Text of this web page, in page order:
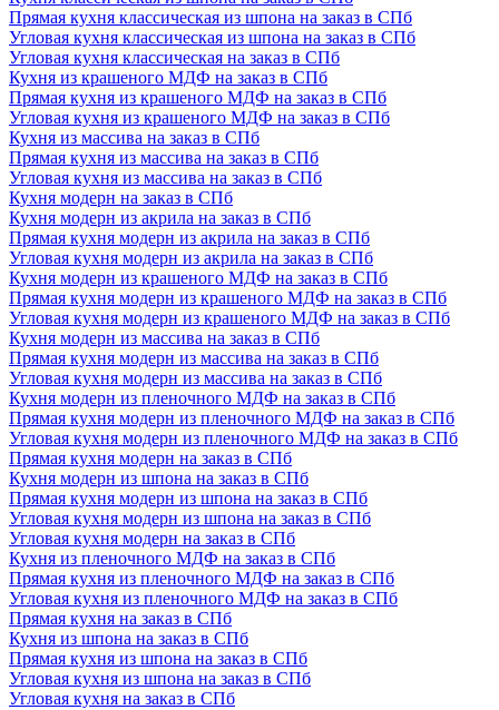
Прямая кухня классическая из шпона на заказ в СПб
Угловая кухня классическая из шпона на заказ в СПб
Угловая кухня классическая на заказ в СПб
Кухня из крашеного МДФ на заказ в СПб
Прямая кухня из крашеного МДФ на заказ в СПб
Угловая кухня из крашеного МДФ на заказ в СПб
Кухня из массива на заказ в СПб
Прямая кухня из массива на заказ в СПб
Угловая кухня из массива на заказ в СПб
Кухня модерн на заказ в СПб
Кухня модерн из акрила на заказ в СПб
Прямая кухня модерн из акрила на заказ в СПб
Угловая кухня модерн из акрила на заказ в СПб
Кухня модерн из крашеного МДФ на заказ в СПб
Прямая кухня модерн из крашеного МДФ на заказ в СПб
Угловая кухня модерн из крашеного МДФ на заказ в СПб
Кухня модерн из массива на заказ в СПб
Прямая кухня модерн из массива на заказ в СПб
Угловая кухня модерн из массива на заказ в СПб
Кухня модерн из пленочного МДФ на заказ в СПб
Прямая кухня модерн из пленочного МДФ на заказ в СПб
Угловая кухня модерн из пленочного МДФ на заказ в СПб
Прямая кухня модерн на заказ в СПб
Кухня модерн из шпона на заказ в СПб
Прямая кухня модерн из шпона на заказ в СПб
Угловая кухня модерн из шпона на заказ в СПб
Угловая кухня модерн на заказ в СПб
Кухня из пленочного МДФ на заказ в СПб
Прямая кухня из пленочного МДФ на заказ в СПб
Угловая кухня из пленочного МДФ на заказ в СПб
Прямая кухня на заказ в СПб
Кухня из шпона на заказ в СПб
Прямая кухня из шпона на заказ в СПб
Угловая кухня из шпона на заказ в СПб
Угловая кухня на заказ в СПб